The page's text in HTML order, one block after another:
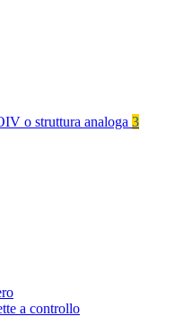
o struttura analoga 3
a controllo